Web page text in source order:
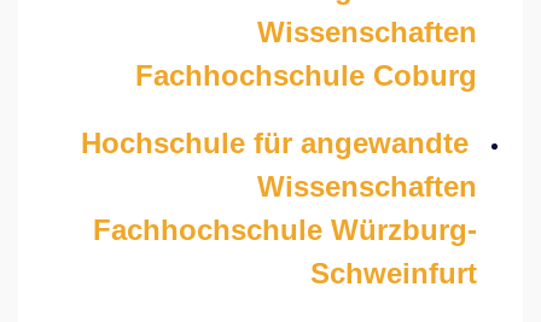
Wissenschaften
Fachhochschule Coburg
Hochschule für angewandte
Wissenschaften
Fachhochschule Würzburg-
Schweinfurt